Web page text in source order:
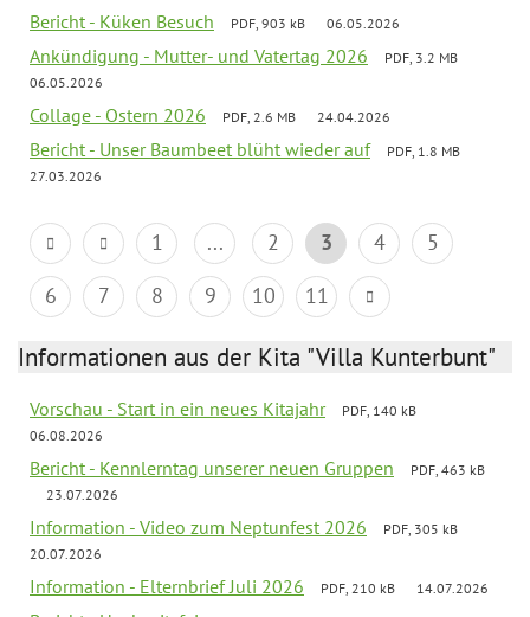
Bericht - Küken Besuch PDF, 903 kB 06.05.2026
Ankündigung - Mutter- und Vatertag 2026
PDF, 3.2 MB
06.05.2026
Collage - Ostern 2026 PDF, 2.6 MB 24.04.2026
Bericht - Unser Baumbeet blüht wieder auf
PDF, 1.8 MB
27.03.2026
1 ... 2 3 4
5
6
7 8 9 10 11
Informationen aus der Kita "Villa Kunterbunt"
Vorschau - Start in ein neues Kitajahr
PDF, 140 kB
06.08.2026
Bericht - Kennlerntag unserer neuen Gruppen
PDF, 463 kB
23.07.2026
Information - Video zum Neptunfest 2026
PDF, 305 kB
20.07.2026
Information - Elternbrief Juli 2026 PDF, 210 kB 14.07.2026